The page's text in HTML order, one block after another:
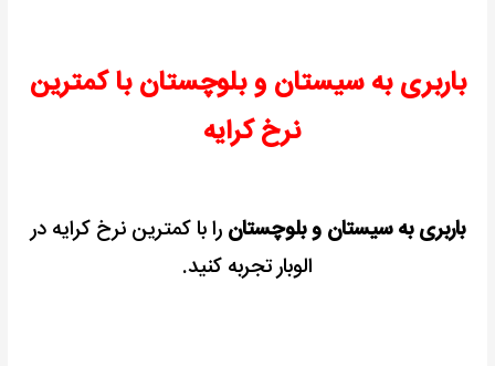
باربری به سیستان و بلوچستان با کمترین
نرخ کرایه
باربری به سیستان و بلوچستان را با کمترین نرخ کرایه در
الوبار تجربه کنید.